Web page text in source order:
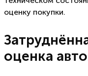
оценку покупки.
оценка